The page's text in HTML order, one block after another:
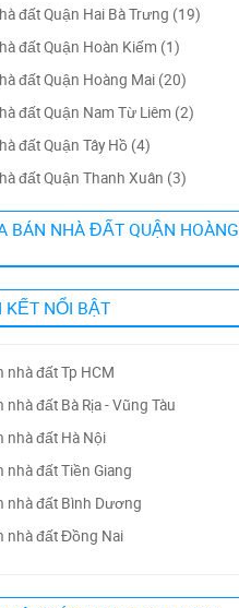
đất Quận Hai Bà Trưng (19)
đất Quận Hoàn Kiếm (1)
đất Quận Hoàng Mai (20)
đất Quận Nam Từ Liêm (2)
đất Quận Tây Hồ (4)
đất Quận Thanh Xuân (3)
BÁN NHÀ ĐẤT QUẬN HOÀNG
KẾT NỔI BẬT
nhà đất Tp HCM
nhà đất Bà Rịa - Vũng Tàu
nhà đất Hà Nội
nhà đất Tiền Giang
nhà đất Bình Dương
nhà đất Đồng Nai